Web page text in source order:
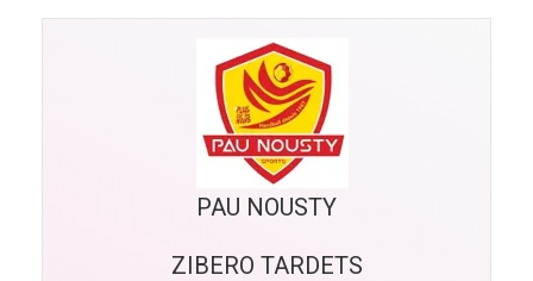
PAU NOUSTY
ZIBERO TARDETS